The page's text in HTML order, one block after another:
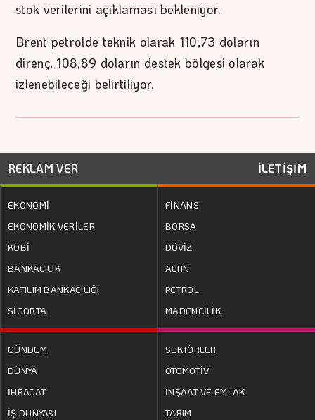
stok verilerini açıklaması bekleniyor.
Brent petrolde teknik olarak 110,73 doların
direnç, 108,89 doların destek bölgesi olarak
izlenebileceği belirtiliyor.
REKLAM VER İLETİŞİM
EKONOMİ
EKONOMİK VERİLER
KOBİ
BANKACILIK
KATILIM BANKACILIĞI
SİGORTA
FİNANS
BORSA
DÖVİZ
ALTIN
PETROL
MADENCİLİK
GÜNDEM
DÜNYA
İHRACAT
İŞ DÜNYASI
SEKTÖRLER
OTOMOTİV
İNŞAAT VE EMLAK
TARIM